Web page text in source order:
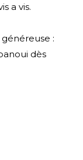
a vis.
:
dès